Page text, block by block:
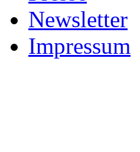
Newsletter
Impressum